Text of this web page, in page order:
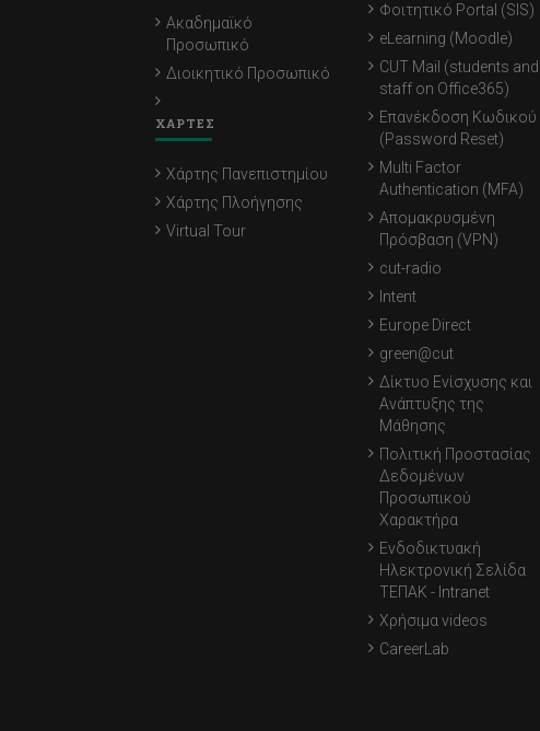
Ακαδημαϊκό
Προσωπικό
Διοικητικό Προσωπικό
ΧΑΡΤΕΣ
Χάρτης Πανεπιστημίου
Χάρτης Πλοήγησης
Virtual Tour
Φοιτητικό Portal (SIS)
eLearning (Moodle)
CUT Mail (students and
staff on Office365)
Επανέκδοση Κωδικού
(Password Reset)
Multi Factor
Authentication (MFA)
Απομακρυσμένη
Πρόσβαση (VPN)
cut-radio
Intent
Europe Direct
green@cut
Δίκτυο Ενίσχυσης και
Ανάπτυξης της
Μάθησης
Πολιτική Προστασίας
Δεδομένων
Προσωπικού
Χαρακτήρα
Ενδοδικτυακή
Ηλεκτρονική Σελίδα
ΤΕΠΑΚ - Intranet
Χρήσιμα videos
CareerLab